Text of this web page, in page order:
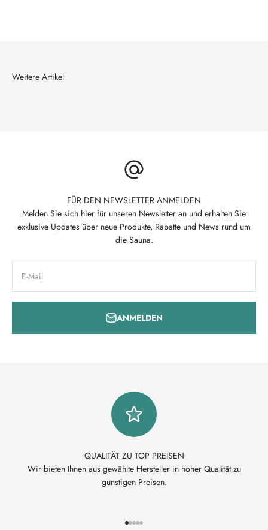
FÜR DEN NEWSLETTER ANMELDEN
Melden Sie sich hier für unseren Newsletter an und erhalten Sie
exklusive Updates über neue Produkte, Rabatte und News rund um
die Sauna.
E-Mail
ANMELDEN
QUALITÄT ZU TOP PREISEN
Wir bieten Ihnen aus gewählte Hersteller in hoher Qualität zu
günstigen Preisen.